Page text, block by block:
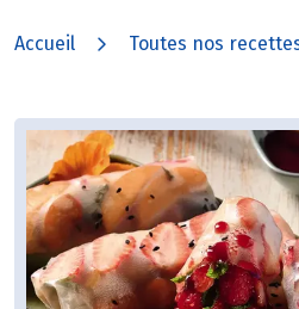
Accueil Toutes nos